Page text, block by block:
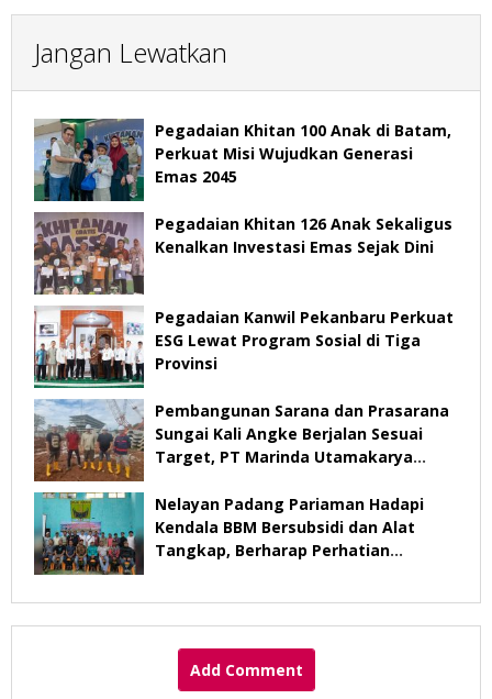
Jangan Lewatkan
Pegadaian Khitan 100 Anak di Batam,
Perkuat Misi Wujudkan Generasi
Emas 2045
Pegadaian Khitan 126 Anak Sekaligus
Kenalkan Investasi Emas Sejak Dini
Pegadaian Kanwil Pekanbaru Perkuat
ESG Lewat Program Sosial di Tiga
Provinsi
Pembangunan Sarana dan Prasarana
Sungai Kali Angke Berjalan Sesuai
Target, PT Marinda Utamakarya
2026
Nelayan Padang Pariaman Hadapi
Kendala BBM Bersubsidi dan Alat
Tangkap, Berharap Perhatian
Add Comment